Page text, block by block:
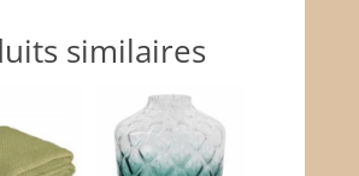
similaires